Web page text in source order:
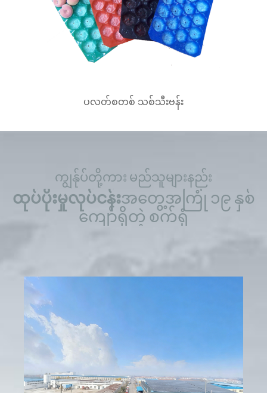
ပလတ်စတစ် သစ်သီးဗန်း
ကျွန်ုပ်တို့ကား မည်သူများနည်း
ထုပ်ပိုးမှုလုပ်ငန်းအတွေ့အကြုံ ၁၉ နှစ်
ကျော်ရှိတဲ့ စက်ရုံ